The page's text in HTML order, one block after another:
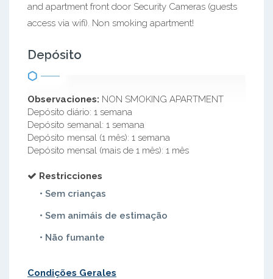
and apartment front door Security Cameras (guests
access via wifi). Non smoking apartment!
Depósito
Observaciones: NON SMOKING APARTMENT
Depósito diário: 1 semana
Depósito semanal: 1 semana
Depósito mensal (1 mês): 1 semana
Depósito mensal (mais de 1 mês): 1 mês
Restricciones
• Sem crianças
• Sem animáis de estimação
• Não fumante
Condições Gerales